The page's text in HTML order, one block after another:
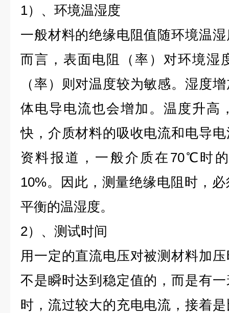
1）、环境温湿度
一般材料的绝缘电阻值随环境温
而言，表面电阻（率）对环境湿
（率）则对温度较为敏感。湿度
体电导电流也会增加。温度升高
快，介质材料的吸收电流和电导
资料报道，一般介质在70℃时
10%。因此，测量绝缘电阻时，
平衡的温湿度。
2）、测试时间
用一定的直流电压对被测材料加
不是瞬时达到稳定值的，而是有
时，流过较大的充电电流，接着